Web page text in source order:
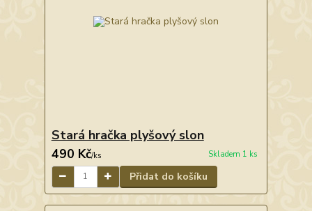
Stará hračka plyšový slon
490 Kč/ks Skladem 1 ks
Přidat do košíku